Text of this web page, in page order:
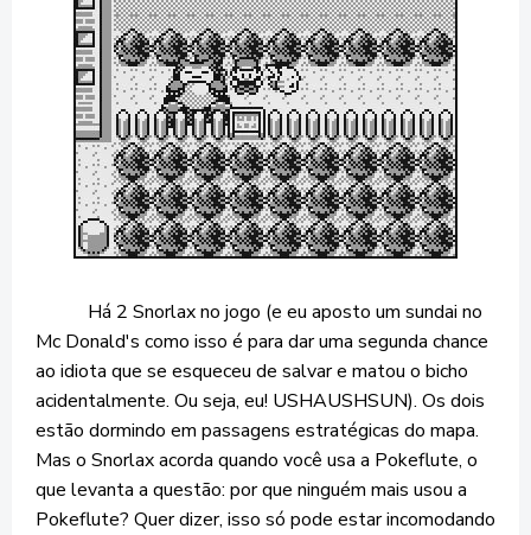
Há 2 Snorlax no jogo (e eu aposto um sundai no
Mc Donald's como isso é para dar uma segunda chance
ao idiota que se esqueceu de salvar e matou o bicho
acidentalmente. Ou seja, eu! USHAUSHSUN). Os dois
estão dormindo em passagens estratégicas do mapa.
Mas o Snorlax acorda quando você usa a Pokeflute, o
que levanta a questão: por que ninguém mais usou a
Pokeflute? Quer dizer, isso só pode estar incomodando